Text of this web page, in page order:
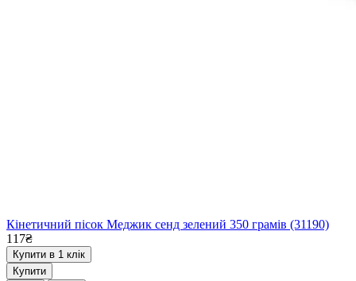
Кінетичний пісок Меджик сенд зелений 350 грамів (31190)
117₴
Купити в 1 клік
Купити